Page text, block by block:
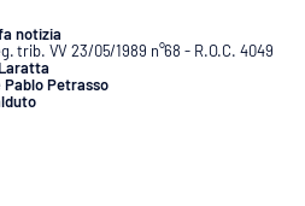
notizia
trib. VV 23/05/1989 n°68 - R.O.C. 4049
Pablo Petrasso